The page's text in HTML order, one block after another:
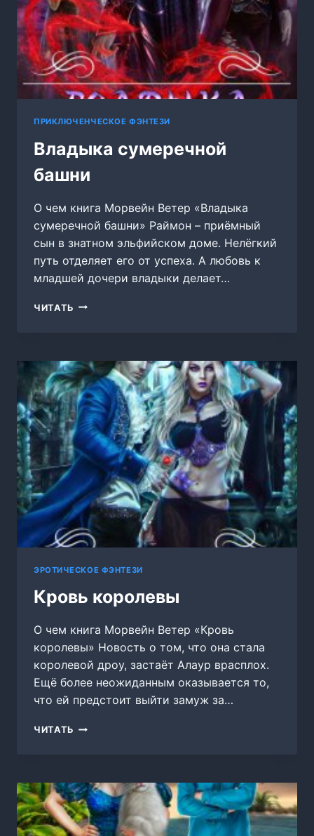
ПРИКЛЮЧЕНЧЕСКОЕ ФЭНТЕЗИ
Владыка сумеречной
башни
О чем книга Морвейн Ветер «Владыка
сумеречной башни» Раймон – приёмный
сын в знатном эльфийском доме. Нелёгкий
путь отделяет его от успеха. А любовь к
младшей дочери владыки делает…
ЧИТАТЬ ВЛАДЫКА
ЭРОТИЧЕСКОЕ ФЭНТЕЗИ
Кровь королевы
О чем книга Морвейн Ветер «Кровь
королевы» Новость о том, что она стала
королевой дроу, застаёт Алаур врасплох.
Ещё более неожиданным оказывается то,
что ей предстоит выйти замуж за…
ЧИТАТЬ КРОВЬ